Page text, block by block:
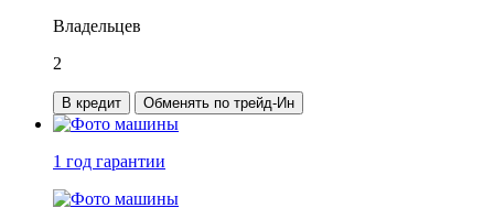
Владельцев
2
В кредит Обменять по трейд-Ин
1 год гарантии